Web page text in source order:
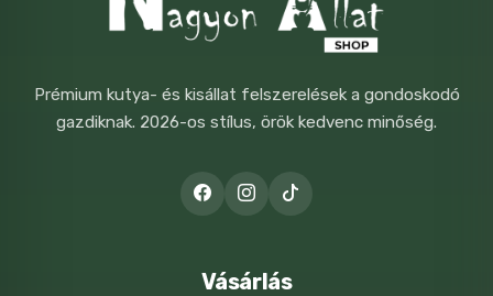
Prémium kutya- és kisállat felszerelések a gondoskodó
gazdiknak. 2026-os stílus, örök kedvenc minőség.
Vásárlás